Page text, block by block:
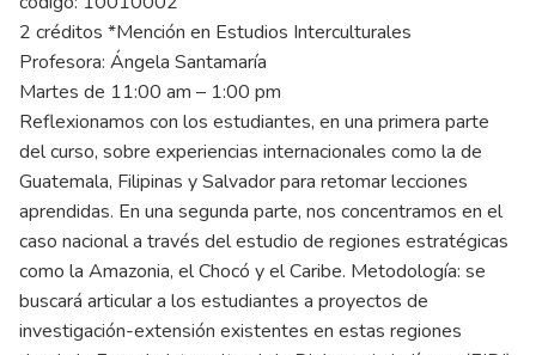
2 créditos *Mención en Estudios Interculturales
Profesora: Ángela Santamaría
Martes de 11:00 am – 1:00 pm
Reflexionamos con los estudiantes, en una primera parte
del curso, sobre experiencias internacionales como la de
Guatemala, Filipinas y Salvador para retomar lecciones
aprendidas. En una segunda parte, nos concentramos en el
caso nacional a través del estudio de regiones estratégicas
como la Amazonia, el Chocó y el Caribe. Metodología: se
buscará articular a los estudiantes a proyectos de
investigación-extensión existentes en estas regiones